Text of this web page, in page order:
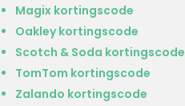
Magix kortingscode
Oakley kortingscode
Scotch & Soda kortingscode
TomTom kortingscode
Zalando kortingscode